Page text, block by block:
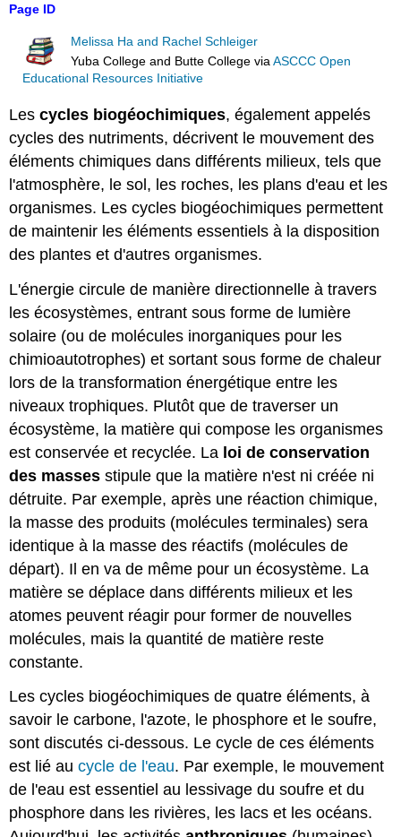
Page ID
Melissa Ha and Rachel Schleiger
Yuba College and Butte College viaASCCC Open
Educational Resources Initiative
Lescycles biogéochimiques, également appelés
cycles des nutriments, décrivent le mouvement des
éléments chimiques dans différents milieux, tels que
l'atmosphère, le sol, les roches, les plans d'eau et les
organismes. Les cycles biogéochimiques permettent
de maintenir les éléments essentiels à la disposition
des plantes et d'autres organismes.
L'énergie circule de manière directionnelle à travers
les écosystèmes, entrant sous forme de lumière
solaire (ou de molécules inorganiques pour les
chimioautotrophes) et sortant sous forme de chaleur
lors de la transformation énergétique entre les
niveaux trophiques. Plutôt que de traverser un
écosystème, la matière qui compose les organismes
est conservée et recyclée. La loi de conservation
des masses stipule que la matière n'est ni créée ni
détruite. Par exemple, après une réaction chimique,
la masse des produits (molécules terminales) sera
identique à la masse des réactifs (molécules de
départ). Il en va de même pour un écosystème. La
matière se déplace dans différents milieux et les
atomes peuvent réagir pour former de nouvelles
molécules, mais la quantité de matière reste
constante.
Les cycles biogéochimiques de quatre éléments, à
savoir le carbone, l'azote, le phosphore et le soufre,
sont discutés ci-dessous. Le cycle de ces éléments
est lié aucycle de l'eau. Par exemple, le mouvement
de l'eau est essentiel au lessivage du soufre et du
phosphore dans les rivières, les lacs et les océans.